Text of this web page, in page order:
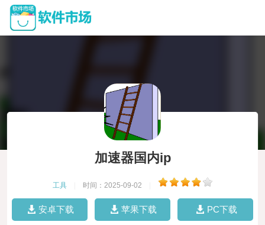
加速器国内ip
工具 时间：2025-09-02
安卓下载 苹果下载 PC下载